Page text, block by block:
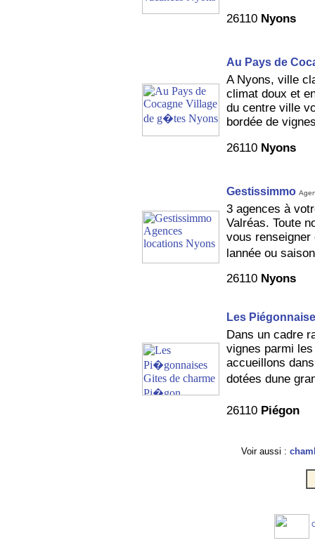
26110 Nyons
Au Pays de
A Nyons, ville
climat doux et
du centre ville
bordée de
26110 Nyons
Gestissimmo
3 agences à
Valréas. Toute
vous
lannée ou
26110 Nyons
Les
Dans un cadre
vignes parmi
accueillons
dotées dune
26110 Piégon
Voir aussi :